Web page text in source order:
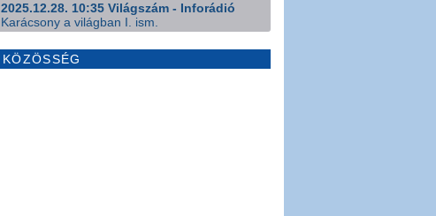
2025.12.28. 10:35 Világszám - Inforádió
Karácsony a világban I. ism.
KÖZÖSSÉG